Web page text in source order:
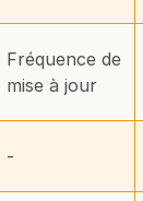
Fréquence de
mise à jour
-